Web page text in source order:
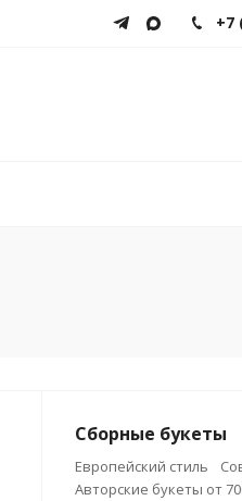
+7
Сборные букеты
Европейский стиль
Авторские букеты от